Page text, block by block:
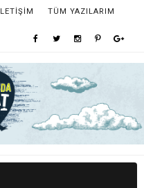
TÜM YAZILARIM